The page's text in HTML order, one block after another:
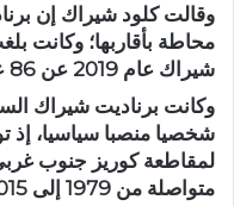
وقالت كلود شيراك إن
شيراك عام 2019 عن 86 عاما.
وكانت برناديت شيراك
شخصيا منصبا سياسيا، إذ
لمقاطعة كوريز جنوب
متواصلة من 1979 إلى 2015.